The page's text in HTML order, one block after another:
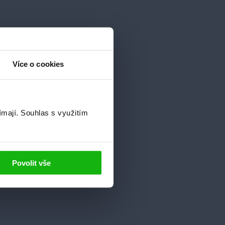
Více o cookies
Souhlas s využitím
Povolit vše